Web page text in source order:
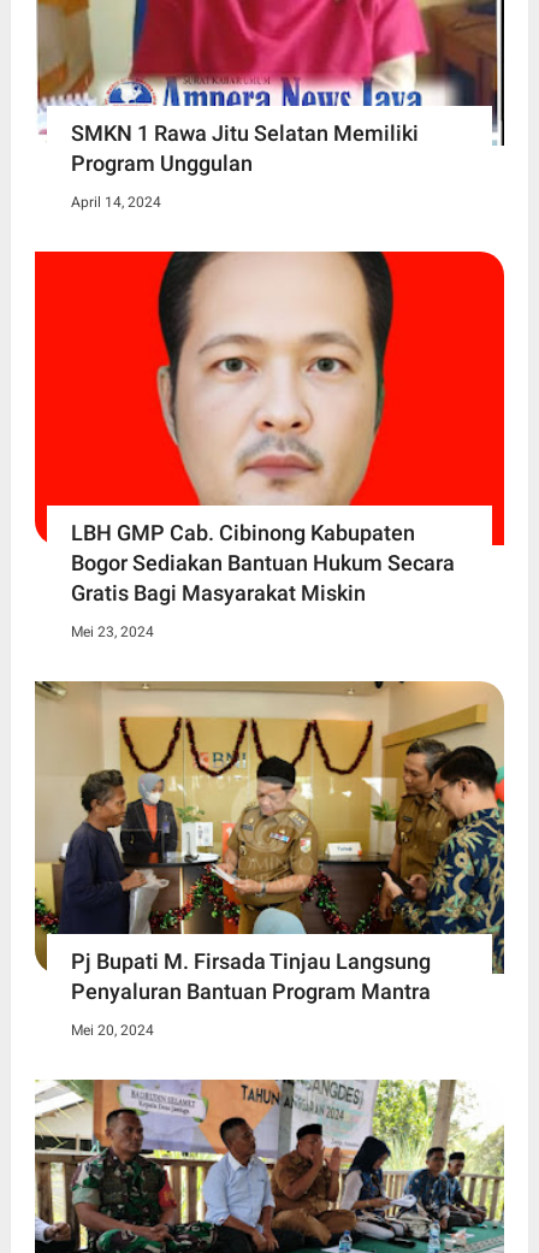
SMKN 1 Rawa Jitu Selatan Memiliki
Program Unggulan
April 14, 2024
LBH GMP Cab. Cibinong Kabupaten
Bogor Sediakan Bantuan Hukum Secara
Gratis Bagi Masyarakat Miskin
Mei 23, 2024
Pj Bupati M. Firsada Tinjau Langsung
Penyaluran Bantuan Program Mantra
Mei 20, 2024